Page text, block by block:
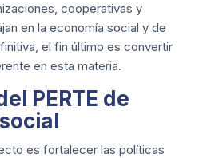
cooperativas y
en la economía social y de
el fin último es convertir
en esta materia.
PERTE de
es fortalecer las políticas